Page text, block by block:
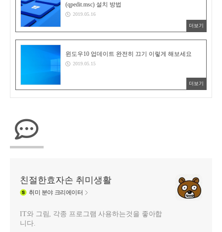
(qpedit.msc) 설치 방법
2019.05.16
더보기
윈도우10 업데이트 완전히 끄기 이렇게 해보세요
2019.05.15
더보기
친절한효자손 취미생활
취미 분야 크리에이터
IT와 그림, 각종 프로그램 사용하는것을 좋아합
니다.